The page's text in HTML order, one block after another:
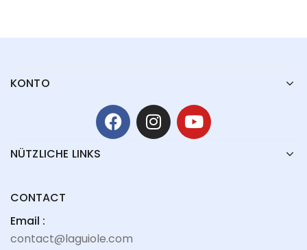
KONTO
NÜTZLICHE LINKS
CONTACT
Email :
contact@laguiole.com